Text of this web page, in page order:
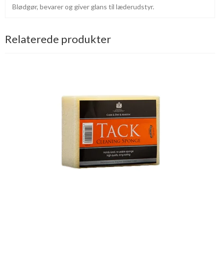
Blødgør, bevarer og giver glans til læderudstyr.
Relaterede produkter